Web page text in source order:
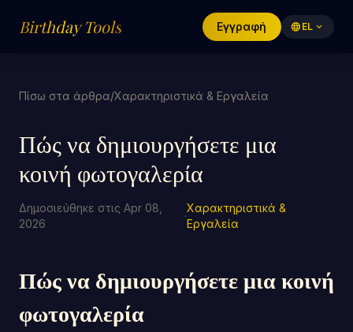
Birthday Tools Εγγραφή language EL expand_more
Πίσω στα άρθρα/Χαρακτηριστικά & Εργαλεία
Πώς να δημιουργήσετε μια
κοινή φωτογαλερία
Δημοσιεύθηκε στις Apr 08,
2026
·
Χαρακτηριστικά &
Εργαλεία
Πώς να δημιουργήσετε μια κοινή
φωτογαλερία